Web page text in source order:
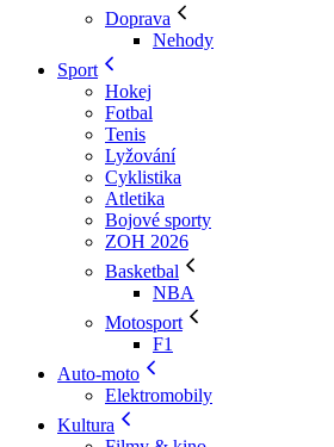
Doprava
Nehody
Sport
Hokej
Fotbal
Tenis
Lyžování
Cyklistika
Atletika
Bojové sporty
ZOH 2026
Basketbal
NBA
Motosport
F1
Auto-moto
Elektromobily
Kultura